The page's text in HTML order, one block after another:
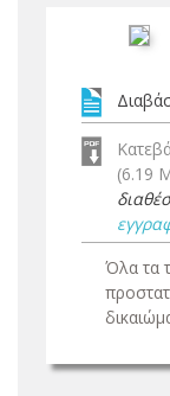
(6.19
Όλα τα